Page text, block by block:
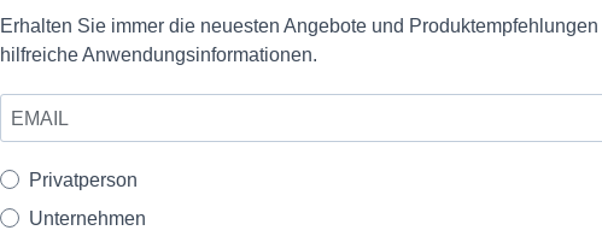
Erhalten Sie immer die neuesten Angebote und
hilfreiche Anwendungsinformationen.
Privatperson
Unternehmen